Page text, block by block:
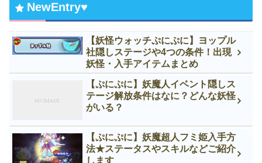
NewEntry♥
【妖怪ウォッチぷにぷに】ヨップル
社隠しステージや4つの条件！出現
妖怪・入手アイテムまとめ
【ぷにぷに】妖魔人イベント隠しス
テージ解放条件はなに？どんな妖怪
がいる？
【ぷにぷに】妖魔超人フミ姫入手方
法★ステータスやスキルなどご紹介
します